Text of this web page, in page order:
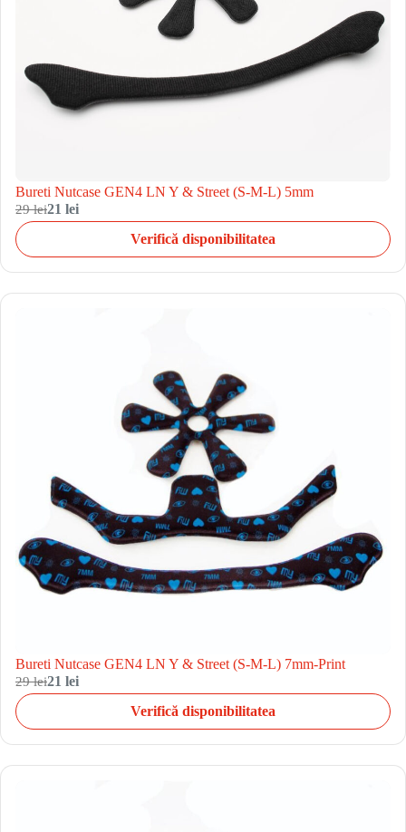
Bureti Nutcase GEN4 LN Y & Street (S-M-L) 5mm
29 lei21 lei
Verifică disponibilitatea
Bureti Nutcase GEN4 LN Y & Street (S-M-L) 7mm-Print
29 lei21 lei
Verifică disponibilitatea